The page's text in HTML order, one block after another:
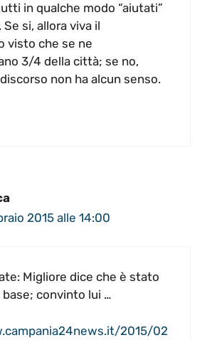
in qualche modo “aiutati”
Se si, allora viva il
visto che se ne
3/4 della città; se no,
non ha alcun senso.
2015 alle 14:00
Migliore dice che è stato
convinto lui …
2015/02